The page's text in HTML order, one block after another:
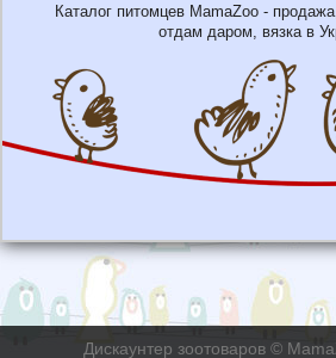
Каталог питомцев MamaZoo -
отдам даром, вязка в
Дискаунтер зоотоваров ©